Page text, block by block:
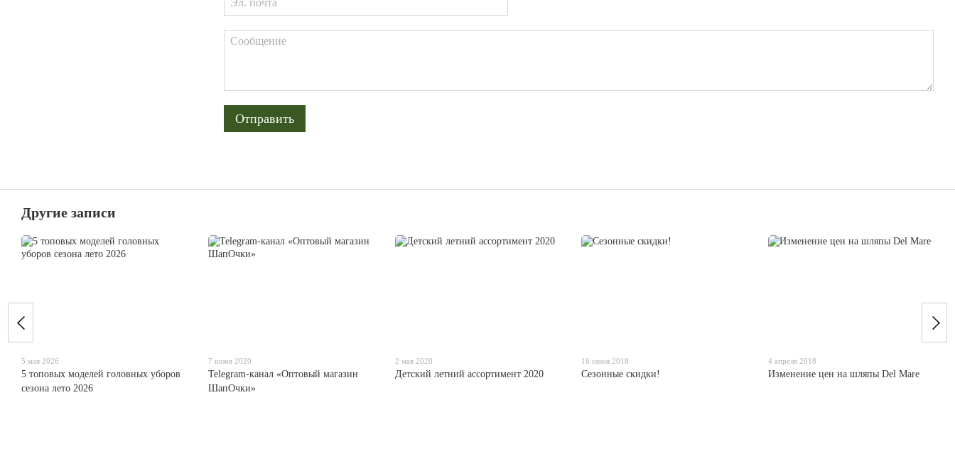
Отправить
Другие записи
5 мая 2026
5 топовых моделей головных уборов
сезона лето 2026
7 июня 2020
Telegram-канал «Оптовый магазин
ШапОчки»
2 мая 2020
Детский летний ассортимент 2020
16 июня 2018
Сезонные скидки!
4 апреля 2018
Изменение цен на шляпы Del Mare